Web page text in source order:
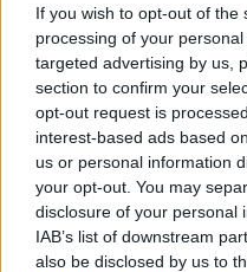
If you wish to opt-out of
processing of your
targeted advertising by us,
section to confirm your
opt-out request is
interest-based ads based
us or personal information
your opt-out. You may
disclosure of your personal
IAB’s list of downstream
also be disclosed by us to
08/08/2026 , 15:47
Η Ελλάδα χάνει το τρένο
Εκτός top 50 την ώρα που
Τουρκία, Ρουμανία,
Μακεδονία και Αλβανία
08/08/2026 , 12:40